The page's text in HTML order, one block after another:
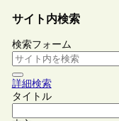
サイト内検索
検索フォーム
詳細検索
タイトル